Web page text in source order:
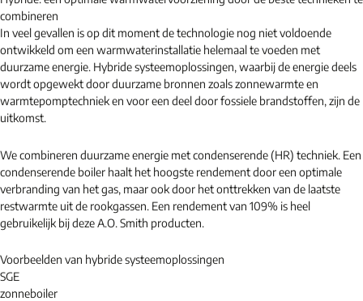
combineren
In veel gevallen is op dit moment de technologie nog niet voldoende
ontwikkeld om een warmwaterinstallatie helemaal te voeden met
duurzame energie. Hybride systeemoplossingen, waarbij de energie deels
wordt opgewekt door duurzame bronnen zoals zonnewarmte en
warmtepomptechniek en voor een deel door fossiele brandstoffen, zijn de
uitkomst.
We combineren duurzame energie met condenserende (HR) techniek. Een
condenserende boiler haalt het hoogste rendement door een optimale
verbranding van het gas, maar ook door het onttrekken van de laatste
restwarmte uit de rookgassen. Een rendement van 109% is heel
gebruikelijk bij deze A.O. Smith producten.
Voorbeelden van hybride systeemoplossingen
SGE
zonneboiler